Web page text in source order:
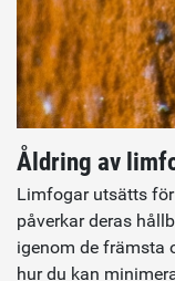
Åldring av
Limfogar utsätts
påverkar deras
igenom de främsta
hur du kan